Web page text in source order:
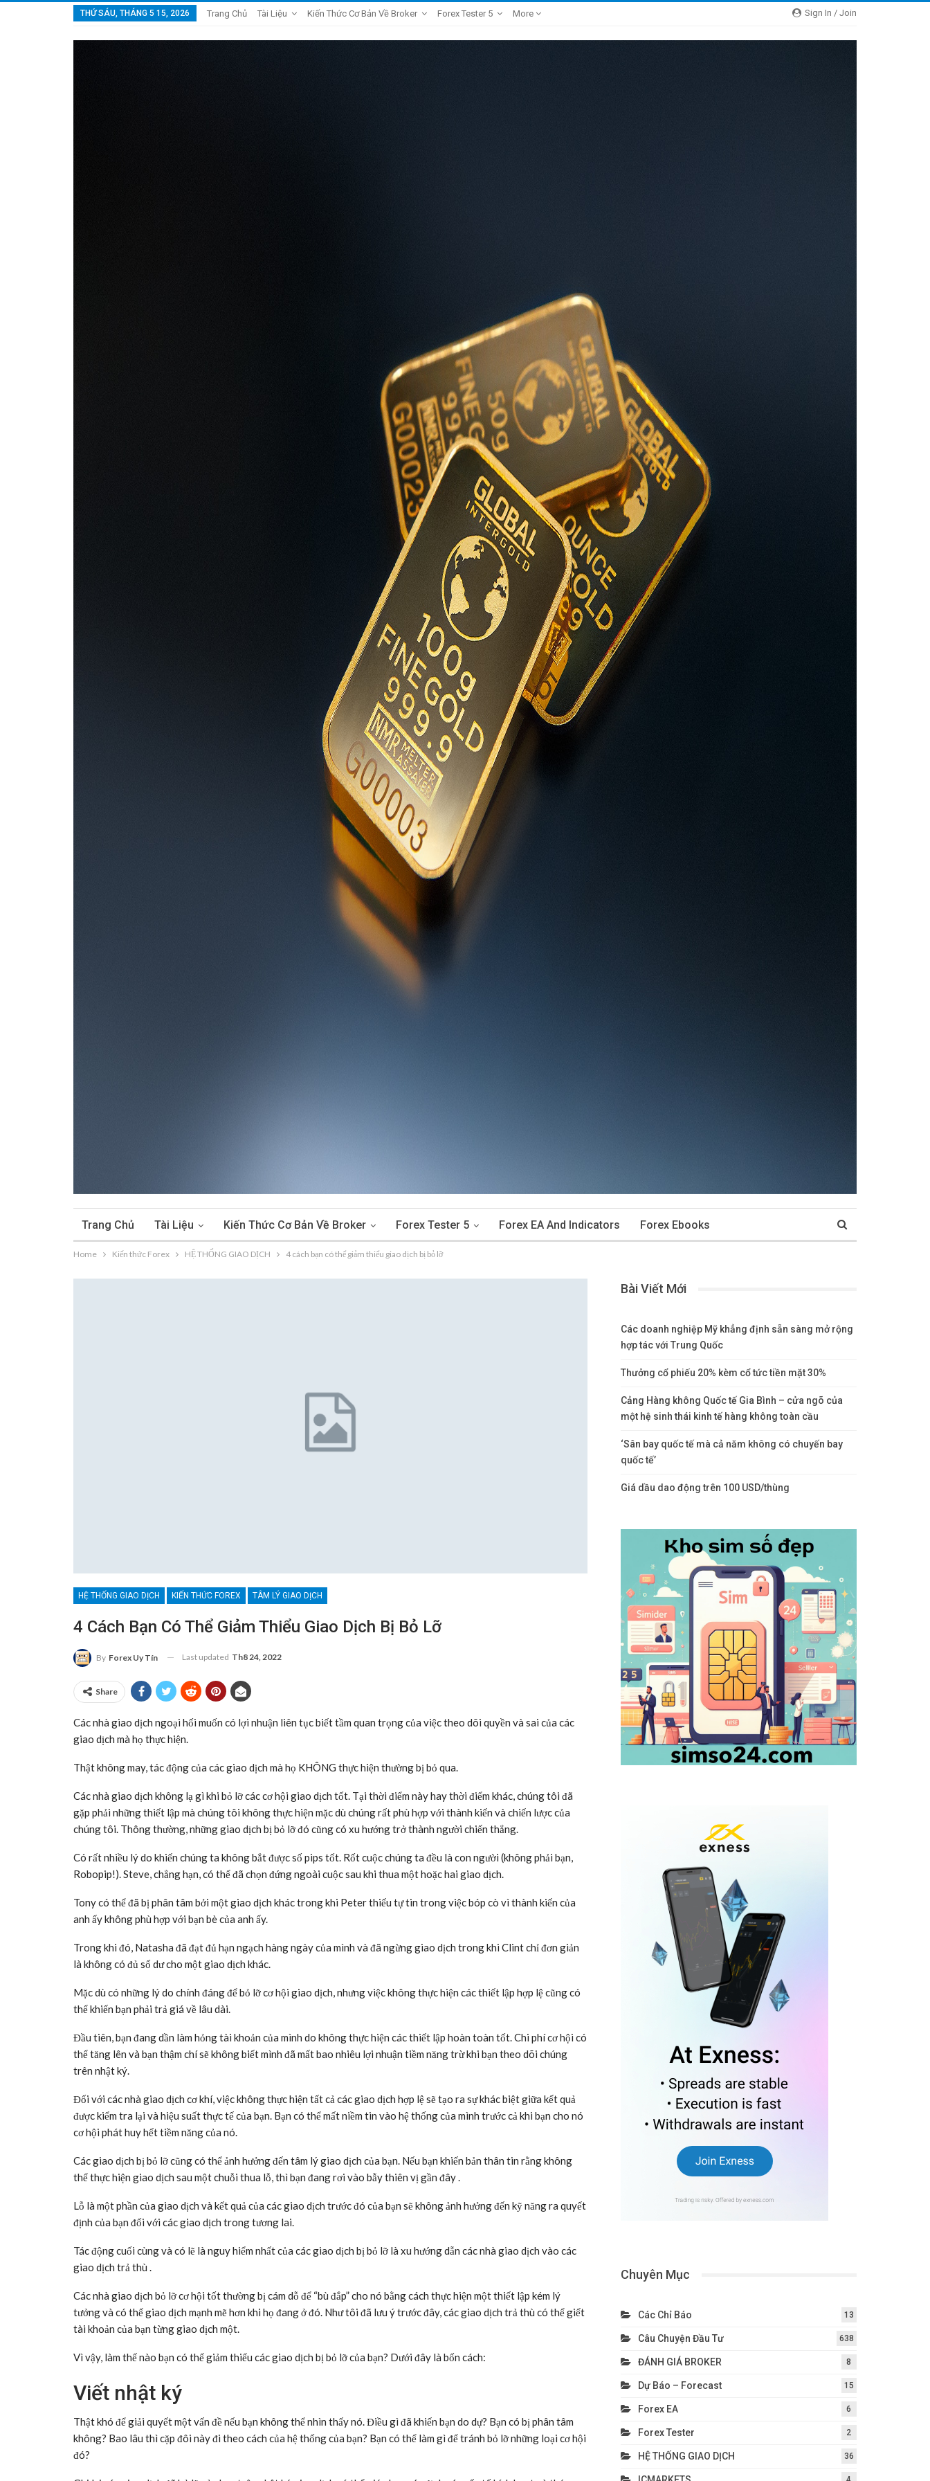
Sign In / Join
THỨ SÁU, THÁNG 5 15, 2026 Trang Chủ Tài Liệu Kiến Thức Cơ Bản Về Broker Forex Tester 5 More
Trang Chủ Tài Liệu Kiến Thức Cơ Bản Về Broker Forex Tester 5 Forex EA And Indicators Forex Ebooks
Home Kiến thức Forex HỆ THỐNG GIAO DỊCH 4 cách bạn có thể giảm thiểu giao dịch bị bỏ lỡ
HỆ THỐNG GIAO DỊCH KIẾN THỨC FOREX TÂM LÝ GIAO DỊCH
4 Cách Bạn Có Thể Giảm Thiểu Giao Dịch Bị Bỏ Lỡ
By Forex Uy Tín Last updated Th8 24, 2022
Share
Các nhà giao dịch ngoại hối muốn có lợi nhuận liên tục biết tầm quan trọng của việc theo dõi quyền và sai của các
giao dịch mà họ thực hiện.
Thật không may, tác động của các giao dịch mà họ KHÔNG thực hiện thường bị bỏ qua.
Các nhà giao dịch không lạ gì khi bỏ lỡ các cơ hội giao dịch tốt. Tại thời điểm này hay thời điểm khác, chúng tôi đã
gặp phải những thiết lập mà chúng tôi không thực hiện mặc dù chúng rất phù hợp với thành kiến và chiến lược của
chúng tôi. Thông thường, những giao dịch bị bỏ lỡ đó cũng có xu hướng trở thành người chiến thắng.
Có rất nhiều lý do khiến chúng ta không bắt được số pips tốt. Rốt cuộc chúng ta đều là con người (không phải bạn,
Robopip!). Steve, chẳng hạn, có thể đã chọn đứng ngoài cuộc sau khi thua một hoặc hai giao dịch.
Tony có thể đã bị phân tâm bởi một giao dịch khác trong khi Peter thiếu tự tin trong việc bóp cò vì thành kiến của
anh ấy không phù hợp với bạn bè của anh ấy.
Trong khi đó, Natasha đã đạt đủ hạn ngạch hàng ngày của mình và đã ngừng giao dịch trong khi Clint chỉ đơn giản
là không có đủ số dư cho một giao dịch khác.
Mặc dù có những lý do chính đáng để bỏ lỡ cơ hội giao dịch, nhưng việc không thực hiện các thiết lập hợp lệ cũng có
thể khiến bạn phải trả giá về lâu dài.
Đầu tiên, bạn đang dần làm hỏng tài khoản của mình do không thực hiện các thiết lập hoàn toàn tốt. Chi phí cơ hội có
thể tăng lên và bạn thậm chí sẽ không biết mình đã mất bao nhiêu lợi nhuận tiềm năng trừ khi bạn theo dõi chúng
trên nhật ký.
Đối với các nhà giao dịch cơ khí, việc không thực hiện tất cả các giao dịch hợp lệ sẽ tạo ra sự khác biệt giữa kết quả
được kiểm tra lại và hiệu suất thực tế của bạn. Bạn có thể mất niềm tin vào hệ thống của mình trước cả khi bạn cho nó
cơ hội phát huy hết tiềm năng của nó.
Các giao dịch bị bỏ lỡ cũng có thể ảnh hưởng đến tâm lý giao dịch của bạn. Nếu bạn khiến bản thân tin rằng không
thể thực hiện giao dịch sau một chuỗi thua lỗ, thì bạn đang rơi vào bẫy thiên vị gần đây .
Lỗ là một phần của giao dịch và kết quả của các giao dịch trước đó của bạn sẽ không ảnh hưởng đến kỹ năng ra quyết
định của bạn đối với các giao dịch trong tương lai.
Tác động cuối cùng và có lẽ là nguy hiểm nhất của các giao dịch bị bỏ lỡ là xu hướng dẫn các nhà giao dịch vào các
giao dịch trả thù .
Các nhà giao dịch bỏ lỡ cơ hội tốt thường bị cám dỗ để “bù đắp” cho nó bằng cách thực hiện một thiết lập kém lý
tưởng và có thể giao dịch mạnh mẽ hơn khi họ đang ở đó. Như tôi đã lưu ý trước đây, các giao dịch trả thù có thể giết
tài khoản của bạn từng giao dịch một.
Vì vậy, làm thế nào bạn có thể giảm thiểu các giao dịch bị bỏ lỡ của bạn? Dưới đây là bốn cách:
Viết nhật ký
Thật khó để giải quyết một vấn đề nếu bạn không thể nhìn thấy nó. Điều gì đã khiến bạn do dự? Bạn có bị phân tâm
không? Bao lâu thì cặp đôi này đi theo cách của hệ thống của bạn? Bạn có thể làm gì để tránh bỏ lỡ những loại cơ hội
đó?
Bài Viết Mới
Các doanh nghiệp Mỹ khẳng định sẵn sàng mở rộng
hợp tác với Trung Quốc
Thưởng cổ phiếu 20% kèm cổ tức tiền mặt 30%
Cảng Hàng không Quốc tế Gia Bình – cửa ngõ của
một hệ sinh thái kinh tế hàng không toàn cầu
‘Sân bay quốc tế mà cả năm không có chuyến bay
quốc tế’
Giá dầu dao động trên 100 USD/thùng
Chuyên Mục
Các Chỉ Báo 13
Câu Chuyện Đầu Tư 638
ĐÁNH GIÁ BROKER 8
Dự Báo – Forecast 15
Forex EA 6
Forex Tester 2
HỆ THỐNG GIAO DỊCH 36